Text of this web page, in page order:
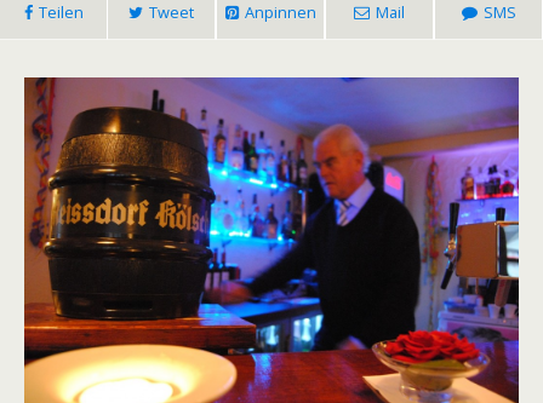
Teilen Tweet Anpinnen Mail SMS